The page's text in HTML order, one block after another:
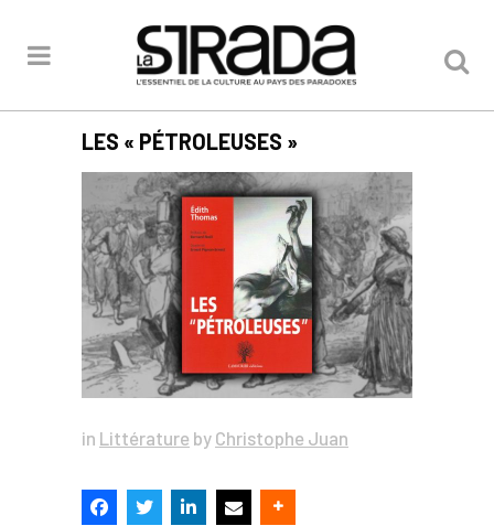
LES « PÉTROLEUSES »
in Littérature by Christophe Juan